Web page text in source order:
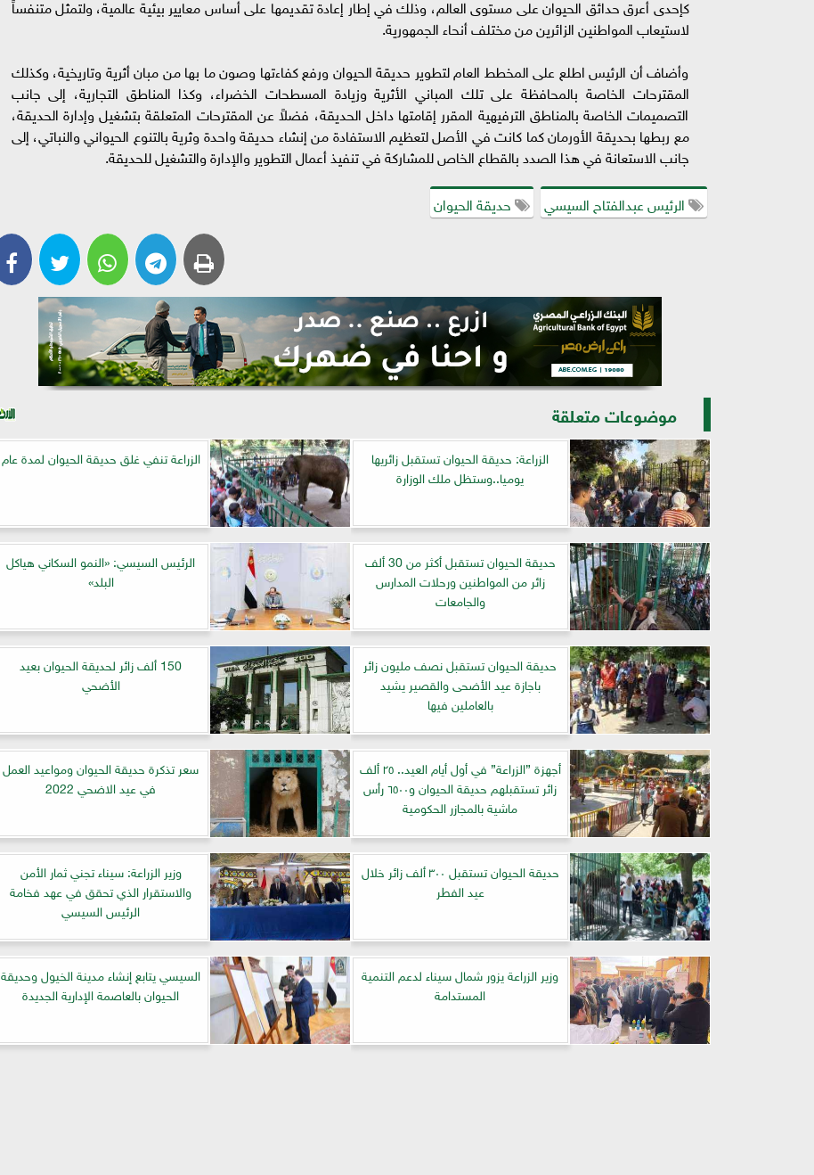
كإحدى أعرق حدائق الحيوان على مستوى العالم، وذلك في إطار إعادة تقديمها على أساس معايير بيئية عالمية، ولتمثل متنفساً
لاستيعاب المواطنين الزائرين من مختلف أنحاء الجمهورية.
وأضاف أن الرئيس اطلع على المخطط العام لتطوير حديقة الحيوان ورفع كفاءتها وصون ما بها من مبان أثرية وتاريخية، وكذلك
المقترحات الخاصة بالمحافظة على تلك المباني الأثرية وزيادة المسطحات الخضراء، وكذا المناطق التجارية، إلى جانب
التصميمات الخاصة بالمناطق الترفيهية المقرر إقامتها داخل الحديقة، فضلاً عن المقترحات المتعلقة بتشغيل وإدارة الحديقة،
مع ربطها بحديقة الأورمان كما كانت في الأصل لتعظيم الاستفادة من إنشاء حديقة واحدة وثرية بالتنوع الحيواني والنباتي، إلى
جانب الاستعانة في هذا الصدد بالقطاع الخاص للمشاركة في تنفيذ أعمال التطوير والإدارة والتشغيل للحديقة.
الرئيس عبدالفتاح السيسي
حديقة الحيوان
موضوعات متعلقة
الزراعة: حديقة الحيوان تستقبل زائريها
يوميا..وستظل ملك الوزارة
الزراعة تنفي غلق حديقة الحيوان لمدة عام
حديقة الحيوان تستقبل أكثر من 30 ألف
زائر من المواطنين ورحلات المدارس
والجامعات
الرئيس السيسي: «النمو السكاني هياكل
البلد»
حديقة الحيوان تستقبل نصف مليون زائر
باجازة عيد الأضحى والقصير يشيد
بالعاملين فيها
150 ألف زائر لحديقة الحيوان بعيد
الأضحي
أجهزة ”الزراعة” في أول أيام العيد.. ٢٥ ألف
زائر تستقبلهم حديقة الحيوان و٦٥٠٠ رأس
ماشية بالمجازر الحكومية
سعر تذكرة حديقة الحيوان ومواعيد العمل
في عيد الاضحي 2022
حديقة الحيوان تستقبل ٣٠٠ ألف زائر خلال
عيد الفطر
وزير الزراعة: سيناء تجني ثمار الأمن
والاستقرار الذي تحقق في عهد فخامة
الرئيس السيسي
وزير الزراعة يزور شمال سيناء لدعم التنمية
المستدامة
السيسي يتابع إنشاء مدينة الخيول وحديقة
الحيوان بالعاصمة الإدارية الجديدة